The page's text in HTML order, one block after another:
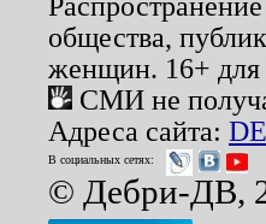
общества,
женщин. 16+ для
СМИ не
Адреса сайта:
В социальных сетях:
© Дебри-ДВ,